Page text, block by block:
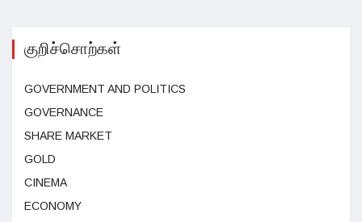
குறிச்சொற்கள்
GOVERNMENT AND POLITICS
GOVERNANCE
SHARE MARKET
GOLD
CINEMA
ECONOMY